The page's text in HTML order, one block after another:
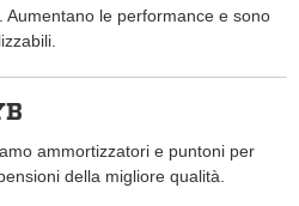
Aumentano le performance e sono
ammortizzatori e puntoni per
della migliore qualità.